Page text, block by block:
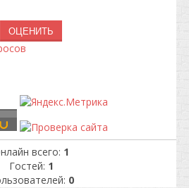
всего: 1
Гостей: 1
0